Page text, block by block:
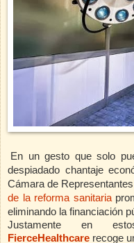
En un gesto que solo
despiadado chantaje
Cámara de
de la reforma sanitaria
eliminando la financiación
Justamente en
FierceHealthcare recoge